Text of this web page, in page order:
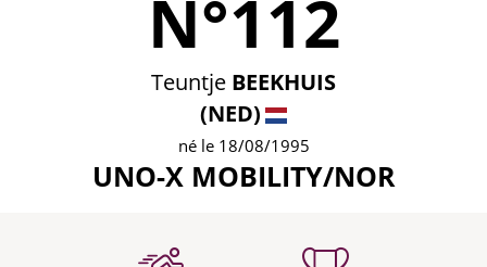
N°112
Teuntje BEEKHUIS
(NED)
né le 18/08/1995
UNO-X MOBILITY/NOR